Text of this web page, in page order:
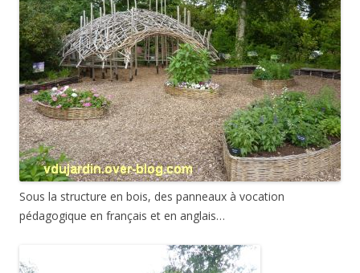
Sous la structure en bois, des panneaux à vocation
pédagogique en français et en anglais…